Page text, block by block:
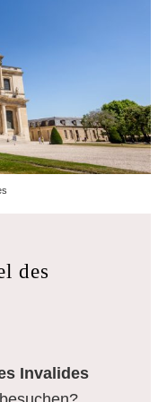
des
Invalides